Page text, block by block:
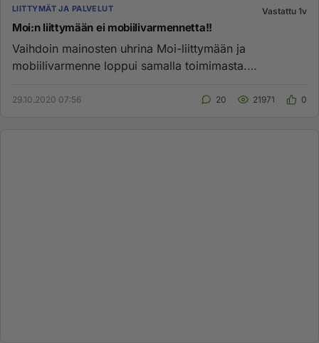
LIITTYMÄT JA PALVELUT Vastattu 1v
Moi:n liittymään ei mobiilivarmennetta!!
Vaihdoin mainosten uhrina Moi-liittymään ja
mobiilivarmenne loppui samalla toimimasta.
29.10.2020 07:56 20 21971 0